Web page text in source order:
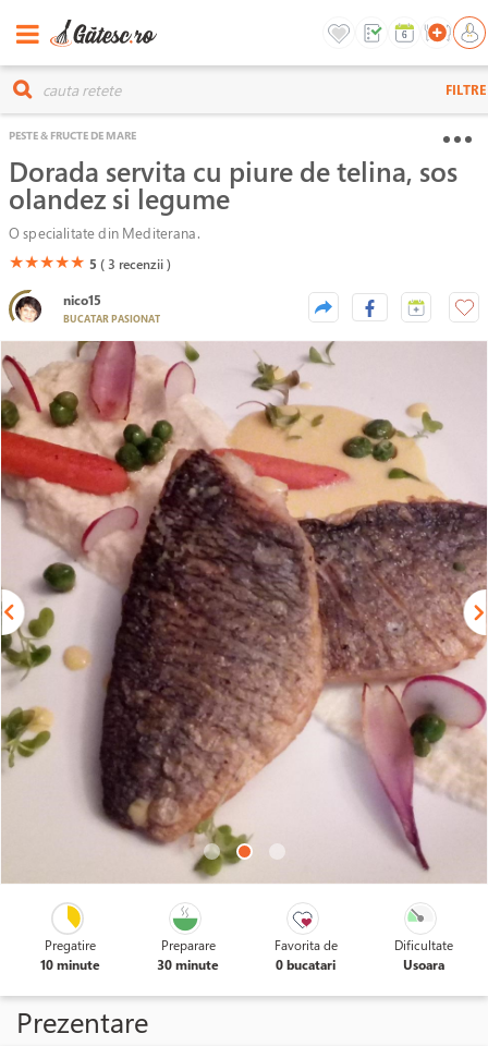
FILTRE
PESTE & FRUCTE DE MARE
Dorada servita cu piure de telina, sos
olandez si legume
O specialitate din Mediterana.
(*)
★(*)
★(*)
★(*)
★(*)
★ 5 ( 3 recenzii )
nico15
BUCATAR PASIONAT
Pregatire
10 minute
Preparare
30 minute
Favorita de
0 bucatari
Dificultate
Usoara
Prezentare